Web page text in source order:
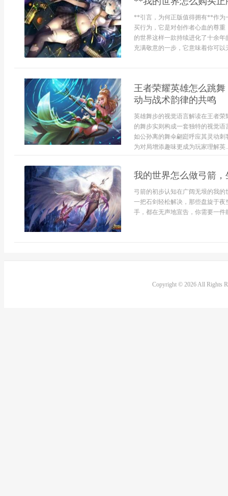
**引言，为何正版值得拥有**作为
买行为，它是对创作者心血的尊
的世界这样一款持续进化了十余
充满敬意的一步，它意味着你可
王者荣耀英雄怎么跳
动与战术韵律的共鸣
英雄舞步的视觉语言解读在王者
的舞步实则构成一套独特的视觉
如公孙离的舞伞翩跹呼应其灵动
为对局增添趣味更成为玩家理解英
我的世界怎么做弓箭
弓箭的初步认知在广阔无垠的我
一把石剑轻松解决，那些盘旋于
手，都在无声地宣告，你需要一件
Copyright © 2026 All Rights